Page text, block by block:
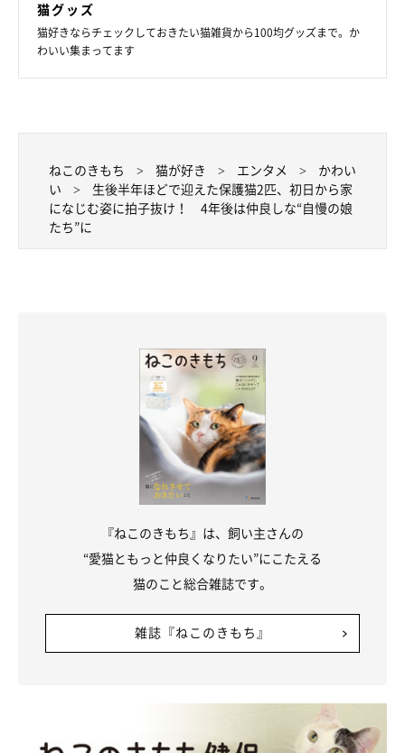
愛猫たちへの思い
お迎えから4年が経った今も、おマサちゃん、おフクちゃんはと
ても仲良し。一方で、成長とともに、飼い主さんとの過ごし方に
は少しずつ変化も見られるようになりました。
「おねえさんになった今、以前のように私にずっとベッタリでは
なく、ふたりだけで2階で過ごしたりする時間も増えました。
保護主さんの話では“いとこ”のようですが、本当に仲良しです。
ふたりでよく遊んで、ふたりでゴハンを食べて、ふたりで寝てい
猫グッズ
猫好きならチェックしておきたい猫雑貨から100均グッズまで。か
わいい集まってます
ねこのきもち 猫が好き エンタメ
かわい
い
生後半年ほどで迎えた保護猫2匹、初日から家
になじむ姿に拍子抜け！ 4年後は仲良しな“自慢の娘
たち”に
『ねこのきもち』は、飼い主さんの
“愛猫ともっと仲良くなりたい”にこたえる
猫のこと総合雑誌です。
雑誌『ねこのきもち』